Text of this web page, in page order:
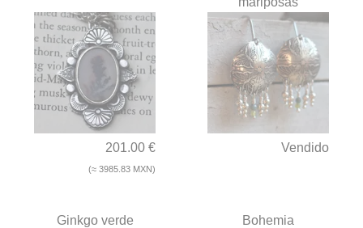
201.00 €
(≈ 3985.83 MXN)
Vendido
Ginkgo verde Bohemia